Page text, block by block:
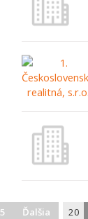
5 Ďalšia 20